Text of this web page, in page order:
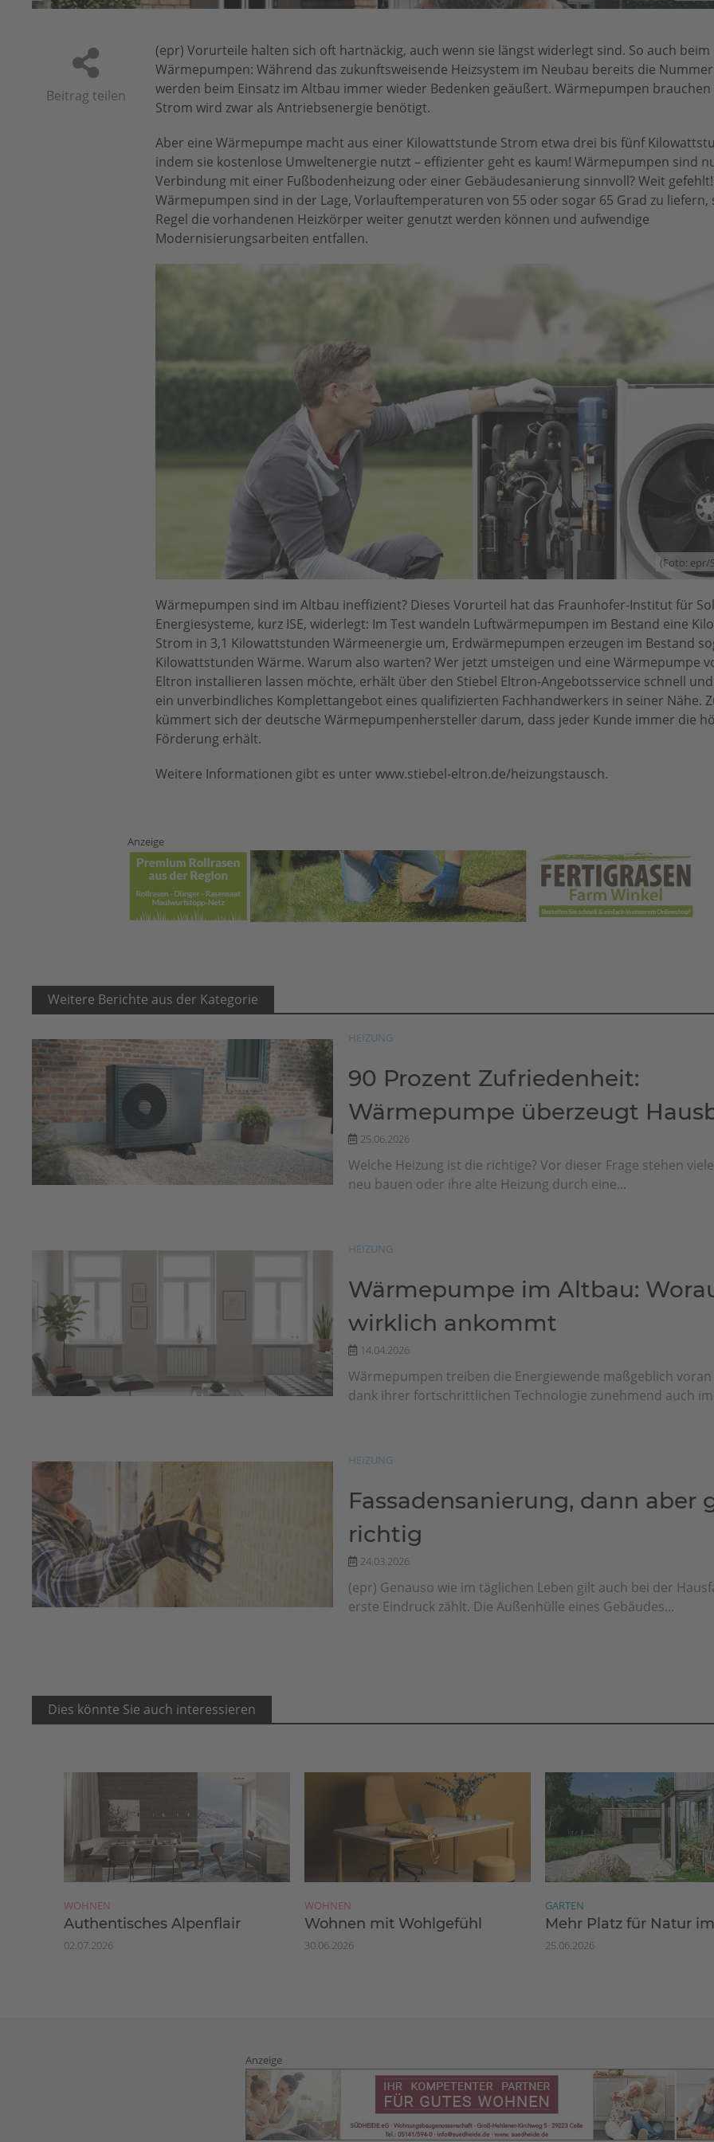
Beitrag teilen
(epr) Vorurteile halten sich oft hartnäckig, auch wenn sie längst widerlegt sind. So auch beim
Wärmepumpen: Während das zukunftsweisende Heizsystem im Neubau bereits die
werden beim Einsatz im Altbau immer wieder Bedenken geäußert. Wärmepumpen brauchen
Strom wird zwar als Antriebsenergie benötigt.
Aber eine Wärmepumpe macht aus einer Kilowattstunde Strom etwa drei bis fünf
indem sie kostenlose Umweltenergie nutzt – effizienter geht es kaum! Wärmepumpen sind
Verbindung mit einer Fußbodenheizung oder einer Gebäudesanierung sinnvoll? Weit
Wärmepumpen sind in der Lage, Vorlauftemperaturen von 55 oder sogar 65 Grad zu liefern,
Regel die vorhandenen Heizkörper weiter genutzt werden können und aufwendige
Modernisierungsarbeiten entfallen.
(Foto: epr/
Wärmepumpen sind im Altbau ineffizient? Dieses Vorurteil hat das Fraunhofer-Institut für
Energiesysteme, kurz ISE, widerlegt: Im Test wandeln Luftwärmepumpen im Bestand eine
Strom in 3,1 Kilowattstunden Wärmeenergie um, Erdwärmepumpen erzeugen im Bestand
Kilowattstunden Wärme. Warum also warten? Wer jetzt umsteigen und eine Wärmepumpe
Eltron installieren lassen möchte, erhält über den Stiebel Eltron-Angebotsservice schnell
ein unverbindliches Komplettangebot eines qualifizierten Fachhandwerkers in seiner Nähe.
kümmert sich der deutsche Wärmepumpenhersteller darum, dass jeder Kunde immer die
Förderung erhält.
Weitere Informationen gibt es unter www.stiebel-eltron.de/heizungstausch.
Anzeige
Weitere Berichte aus der Kategorie
HEIZUNG
90 Prozent Zufriedenheit:
Wärmepumpe überzeugt
25.06.2026
Welche Heizung ist die richtige? Vor dieser Frage stehen
neu bauen oder ihre alte Heizung durch eine...
HEIZUNG
Wärmepumpe im Altbau:
wirklich ankommt
14.04.2026
Wärmepumpen treiben die Energiewende maßgeblich
dank ihrer fortschrittlichen Technologie zunehmend auch
HEIZUNG
Fassadensanierung, dann aber
richtig
24.03.2026
(epr) Genauso wie im täglichen Leben gilt auch bei der
erste Eindruck zählt. Die Außenhülle eines Gebäudes...
Dies könnte Sie auch interessieren
WOHNEN
Authentisches Alpenflair
02.07.2026
WOHNEN
Wohnen mit Wohlgefühl
30.06.2026
GARTEN
Mehr Platz für Natur
25.06.2026
Anzeige